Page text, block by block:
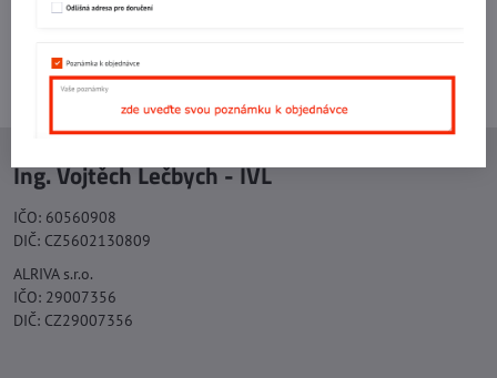
+420 577 523 563
Ing. Vojtěch Lečbych - IVL
IČO: 60560908
DIČ: CZ5602130809
ALRIVA s.r.o.
IČO: 29007356
DIČ: CZ29007356